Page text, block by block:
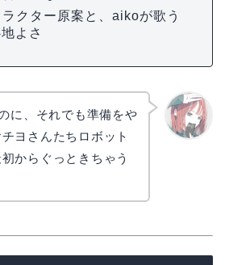
クター原案と、aikoが歌う
よさ
に、それでも準備をや
ヨさんたちロボット
からぐっときちゃう